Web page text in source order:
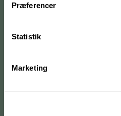
Præferencer
Statistik
Marketing